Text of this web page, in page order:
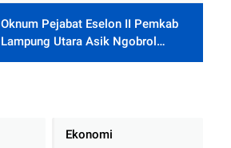
Oknum Pejabat Eselon II Pemkab
Lampung Utara Asik Ngobrol
Dengan Teman Kencan Wanitanya
Ekonomi